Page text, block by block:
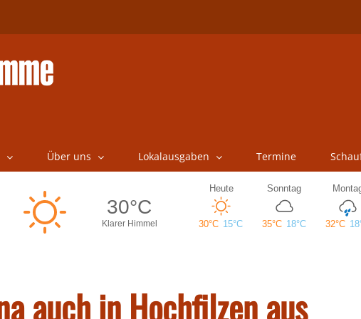
Über uns Lokalausgaben Termine
auch in Hochfilzen aus